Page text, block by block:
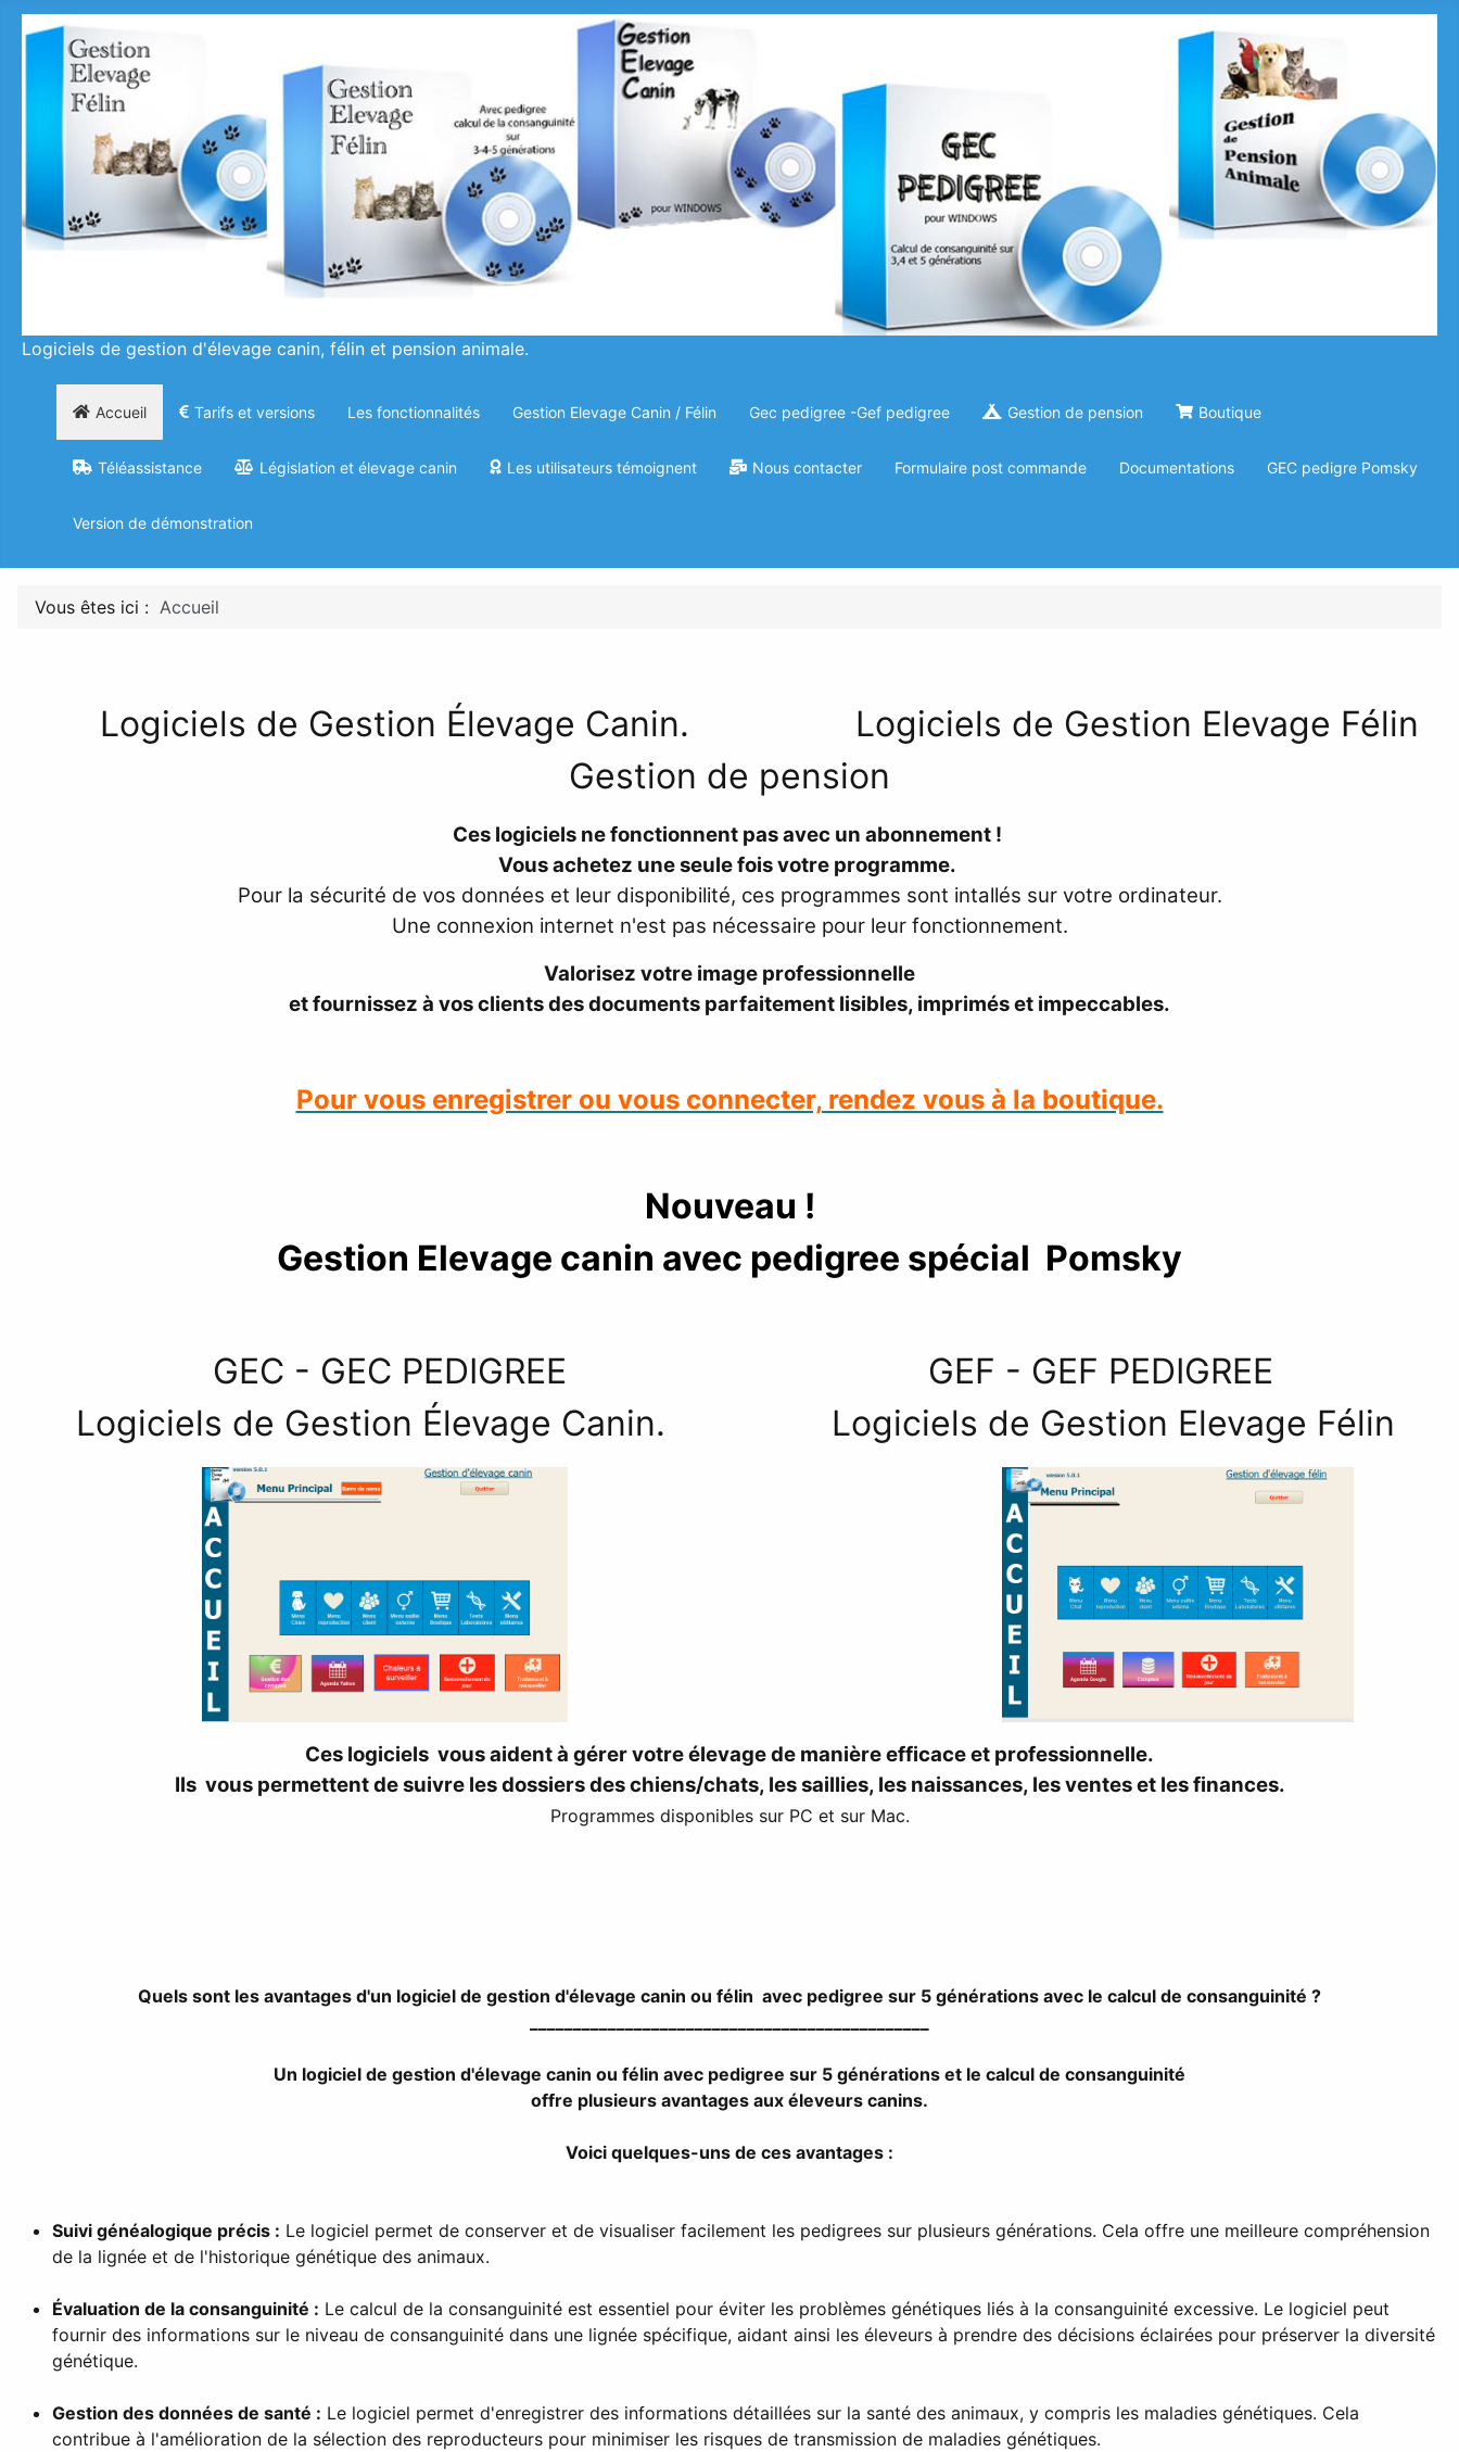
Logiciels de gestion d'élevage canin, félin et pension animale.
Accueil Tarifs et versions Les fonctionnalités Gestion Elevage Canin / Félin Gec pedigree -Gef pedigree Gestion de pension Boutique
Téléassistance Législation et élevage canin Les utilisateurs témoignent Nous contacter Formulaire post commande Documentations GEC pedigre Pomsky
Version de démonstration
Vous êtes ici : Accueil
Logiciels de Gestion Élevage Canin. Logiciels de Gestion Elevage Félin
Gestion de pension
Ces logiciels ne fonctionnent pas avec un abonnement !
Vous achetez une seule fois votre programme.
Pour la sécurité de vos données et leur disponibilité, ces programmes sont intallés sur votre ordinateur.
Une connexion internet n'est pas nécessaire pour leur fonctionnement.
Valorisez votre image professionnelle
et fournissez à vos clients des documents parfaitement lisibles, imprimés et impeccables.
Pour vous enregistrer ou vous connecter, rendez vous à la boutique.
Nouveau !
Gestion Elevage canin avec pedigree spécial Pomsky
GEC - GEC PEDIGREE GEF - GEF PEDIGREE
Logiciels de Gestion Élevage Canin. Logiciels de Gestion Elevage Félin
Ces logiciels vous aident à gérer votre élevage de manière efficace et professionnelle.
Ils vous permettent de suivre les dossiers des chiens/chats, les saillies, les naissances, les ventes et les finances.
Programmes disponibles sur PC et sur Mac.
Quels sont les avantages d'un logiciel de gestion d'élevage canin ou félin avec pedigree sur 5 générations avec le calcul de consanguinité ?
Un logiciel de gestion d'élevage canin ou félin avec pedigree sur 5 générations et le calcul de consanguinité
offre plusieurs avantages aux éleveurs canins.
Voici quelques-uns de ces avantages :
Suivi généalogique précis : Le logiciel permet de conserver et de visualiser facilement les pedigrees sur plusieurs générations. Cela offre une meilleure compréhension
de la lignée et de l'historique génétique des animaux.
Évaluation de la consanguinité : Le calcul de la consanguinité est essentiel pour éviter les problèmes génétiques liés à la consanguinité excessive. Le logiciel peut
fournir des informations sur le niveau de consanguinité dans une lignée spécifique, aidant ainsi les éleveurs à prendre des décisions éclairées pour préserver la diversité
génétique.
Gestion des données de santé : Le logiciel permet d'enregistrer des informations détaillées sur la santé des animaux, y compris les maladies génétiques. Cela
contribue à l'amélioration de la sélection des reproducteurs pour minimiser les risques de transmission de maladies génétiques.